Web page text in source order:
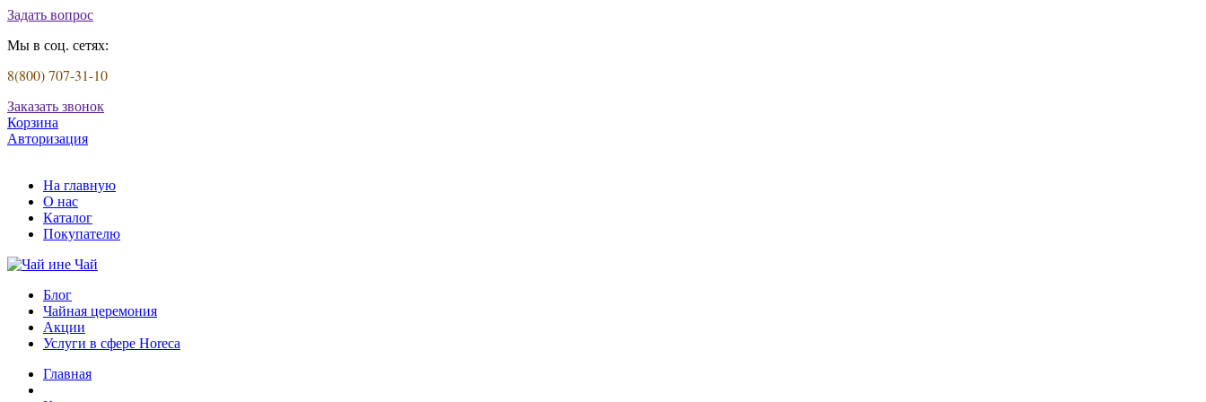
Задать вопрос
Мы в соц. сетях:
8(800) 707-31-10
Заказать звонок
Корзина
Авторизация
На главную
О нас
Каталог
Покупателю
Блог
Чайная церемония
Акции
Услуги в сфере Horeca
Главная